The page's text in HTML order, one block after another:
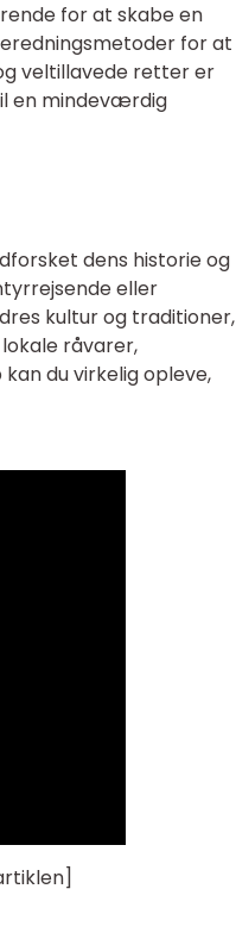
for at skabe en
for at
veltillavede retter er
en mindeværdig
dens historie og
eller
kultur og traditioner,
råvarer,
du virkelig opleve,